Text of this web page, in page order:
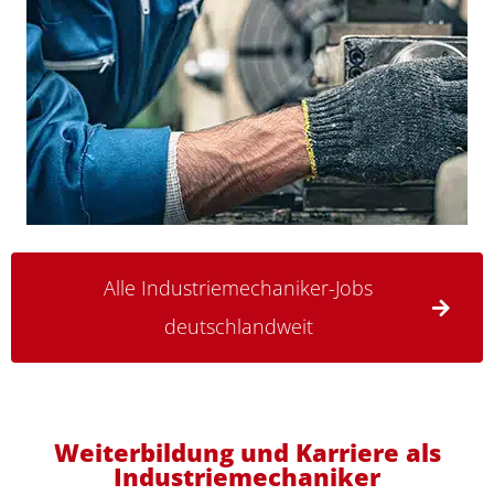
Alle Industriemechaniker-Jobs
deutschlandweit
Weiterbildung und Karriere als
Industriemechaniker